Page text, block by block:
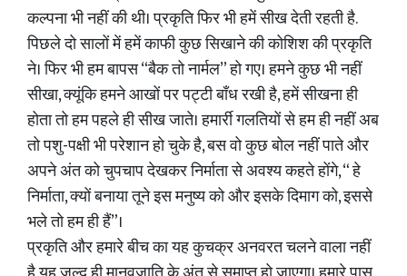
कल्पना भी नहीं की थी। प्रकृति फिर भी हमें सीख देती रहती है.
पिछले दो सालों में हमें काफी कुछ सिखाने की कोशिश की प्रकृति
ने। फिर भी हम बापस “बैक तो नार्मल” हो गए। हमने कुछ भी नहीं
सीखा, क्यूंकि हमने आखों पर पट्टी बाँध रखी है, हमें सीखना ही
होता तो हम पहले ही सीख जाते। हमार्री गलतियों से हम ही नहीं अब
तो पशु-पक्षी भी परेशान हो चुके है, बस वो कुछ बोल नहीं पाते और
अपने अंत को चुपचाप देखकर निर्माता से अवश्य कहते होंगे, “ हे
निर्माता, क्यों बनाया तूने इस मनुष्य को और इसके दिमाग को, इससे
भले तो हम ही हैं”।
प्रकृति और हमारे बीच का यह कुचक्र अनवरत चलने वाला नहीं